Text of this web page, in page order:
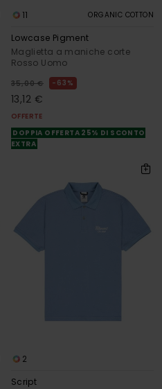
11 ORGANIC COTTON
Lowcase Pigment
Maglietta a maniche corte
Rosso Uomo
35,00 € 63%
13,12 €
OFFERTE
DOPPIA OFFERTA 25% DI SCONTO
EXTRA
2
Script